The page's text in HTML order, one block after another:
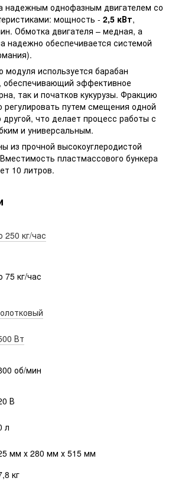
надежным однофазным двигателем со
мощность - 2,5 кВт,
Обмотка двигателя – медная, а
надежно обеспечивается системой
модуля используется барабан
, обеспечивающий эффективное
так и початков кукурузы. Фракцию
путем смещения одной
другой, что делает процесс работы с
и универсальным.
из прочной высокоуглеродистой
пластмассового бункера
10 литров.
250 кг/час
75 кг/час
Вт
об/мин
В
л
мм х 280 мм х 515 мм
кг